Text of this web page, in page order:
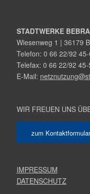
STADTWERKE
Wiesenweg 1 | 36179
Telefon: 0 66 22/92
Telefax: 0 66 22/92
E-Mail:
WIR FREUEN UNS
zum Kontaktformular
IMPRESSUM
DATENSCHUTZ